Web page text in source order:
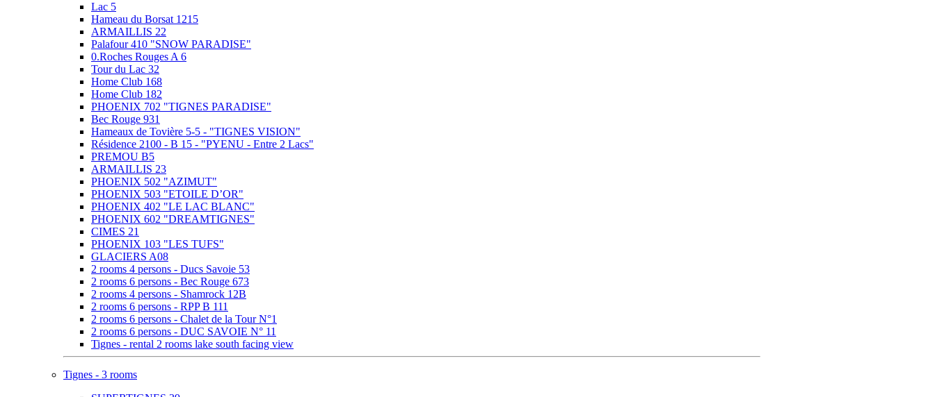
Lac 5
Hameau du Borsat 1215
ARMAILLIS 22
Palafour 410 "SNOW PARADISE"
0.Roches Rouges A 6
Tour du Lac 32
Home Club 168
Home Club 182
PHOENIX 702 "TIGNES PARADISE"
Bec Rouge 931
Hameaux de Tovière 5-5 - "TIGNES VISION"
Résidence 2100 - B 15 - "PYENU - Entre 2 Lacs"
PREMOU B5
ARMAILLIS 23
PHOENIX 502 "AZIMUT"
PHOENIX 503 "ETOILE D’OR"
PHOENIX 402 "LE LAC BLANC"
PHOENIX 602 "DREAMTIGNES"
CIMES 21
PHOENIX 103 "LES TUFS"
GLACIERS A08
2 rooms 4 persons - Ducs Savoie 53
2 rooms 6 persons - Bec Rouge 673
2 rooms 4 persons - Shamrock 12B
2 rooms 6 persons - RPP B 111
2 rooms 6 persons - Chalet de la Tour N°1
2 rooms 6 persons - DUC SAVOIE N° 11
Tignes - rental 2 rooms lake south facing view
Tignes - 3 rooms